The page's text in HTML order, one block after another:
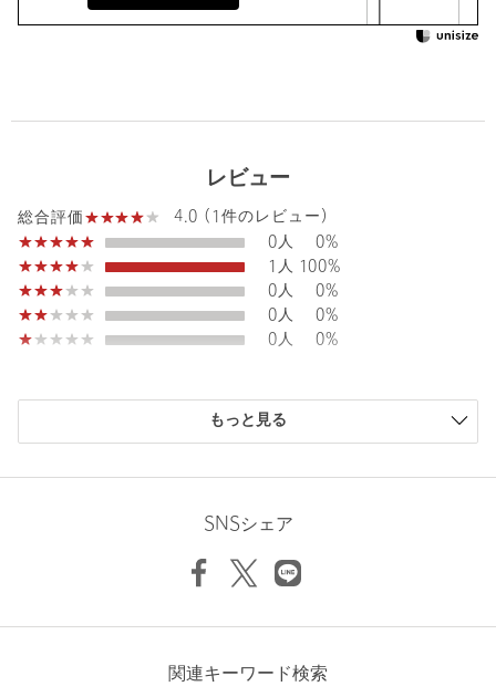
対象外商品
タイプ WOMEN
カテゴリー トップス | シャツ / ブラウス
サイズ FREE
原産国 中国製
商品番号 6616-6-000007
レビュー
総合評価
4.0 (1件のレビュー)
0人
0%
1人 100%
0人
0%
0人
0%
0人
0%
ニックネーム： すみれ
もっと見る
SNSシェア
関連キーワード検索